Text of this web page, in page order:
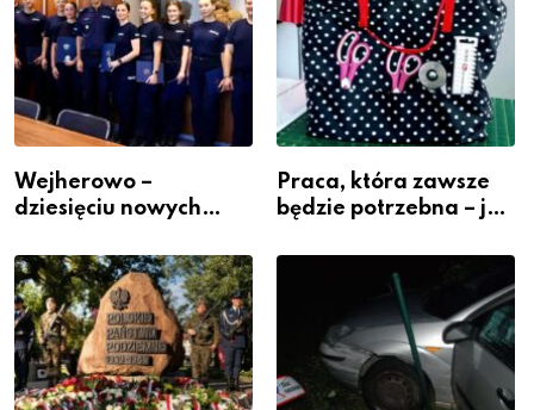
Wejherowo –
dziesięciu nowych
szeregach Komendy
Powiatowej
Praca, która zawsze
będzie potrzebna – jak
zawodem przyszłości i
gdzie się go nauczyć?